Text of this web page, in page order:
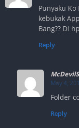
Punyaku
kebukak
Bang?? Di
Reply
May 4,
Folder
Reply